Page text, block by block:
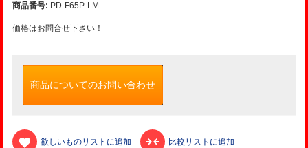
商品番号: PD-F65P-LM
価格はお問合せ下さい！
商品についてのお問い合わせ
欲しいものリストに追加 比較リストに追加